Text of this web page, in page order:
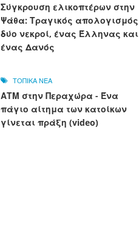
Σύγκρουση ελικοπτέρων στην
Ψάθα: Τραγικός απολογισμός
δύο νεκροί, ένας Έλληνας και
ένας Δανός
ΤΟΠΙΚΑ ΝΕΑ
ΑΤΜ στην Περαχώρα - Ένα
πάγιο αίτημα των κατοίκων
γίνεται πράξη (video)